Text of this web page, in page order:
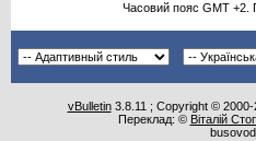
Часовий пояс GMT +2.
vBulletin3.8.11 ; Copyright © 2000-
Переклад: © Віталій